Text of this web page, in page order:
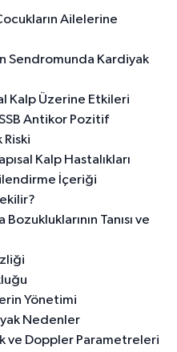
Ailelerine
Sendromunda Kardiyak
Kalp Üzerine Etkileri
Antikor Pozitif
Kalp Hastalıkları
İçeriği
Tanısı ve
Yönetimi
Nedenler
ve Doppler Parametreleri